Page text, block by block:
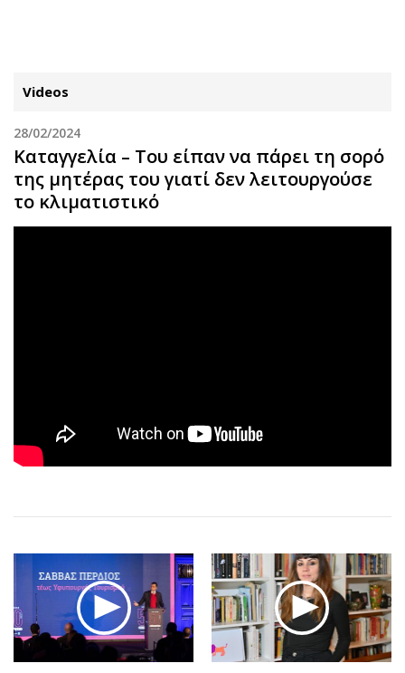
ΚΑΤΗΓΟΡΙΕΣ ΣΥΝΔΕΣΗ
Κύπρος
Παιδεία
Αθλητισμός
Κύπρος
Οικονομική
Οικονομία
Real Estate
Επιχειρήσεις
Αγορές
Απόψεις
Geek
Αφιερώματα
Πολιτική
Οικονομία
Γενικά
Αναδρομές
Videos
28/02/2024
Καταγγελία – Του είπαν να πάρει τη σορό
της μητέρας του γιατί δεν λειτουργούσε
το κλιματιστικό